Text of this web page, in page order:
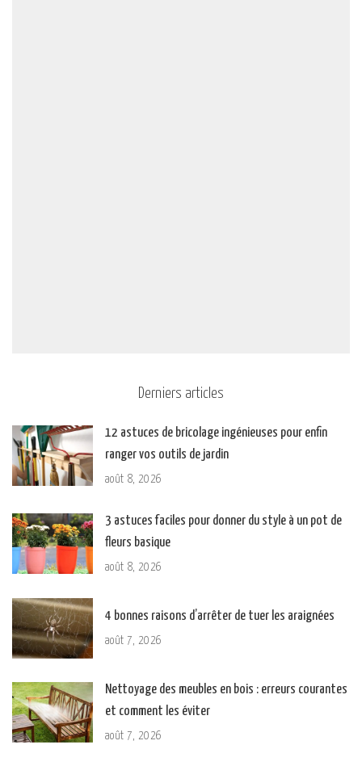
Derniers articles
12 astuces de bricolage ingénieuses pour enfin
ranger vos outils de jardin
août 8, 2026
3 astuces faciles pour donner du style à un pot de
fleurs basique
août 8, 2026
4 bonnes raisons d’arrêter de tuer les araignées
août 7, 2026
Nettoyage des meubles en bois : erreurs courantes
et comment les éviter
août 7, 2026